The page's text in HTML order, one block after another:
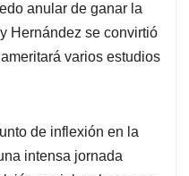
anular de ganar la
Hernández se convirtió
varios estudios
de inflexión en la
intensa jornada